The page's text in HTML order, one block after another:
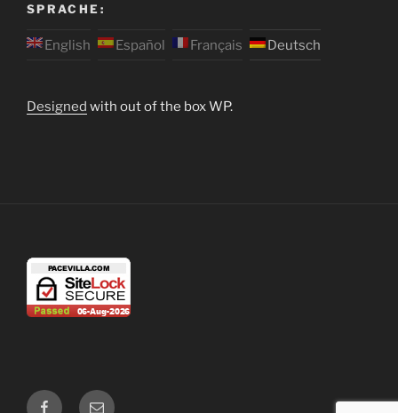
SPRACHE:
English Español Français Deutsch
Designed with out of the box WP.
FacebookEmail